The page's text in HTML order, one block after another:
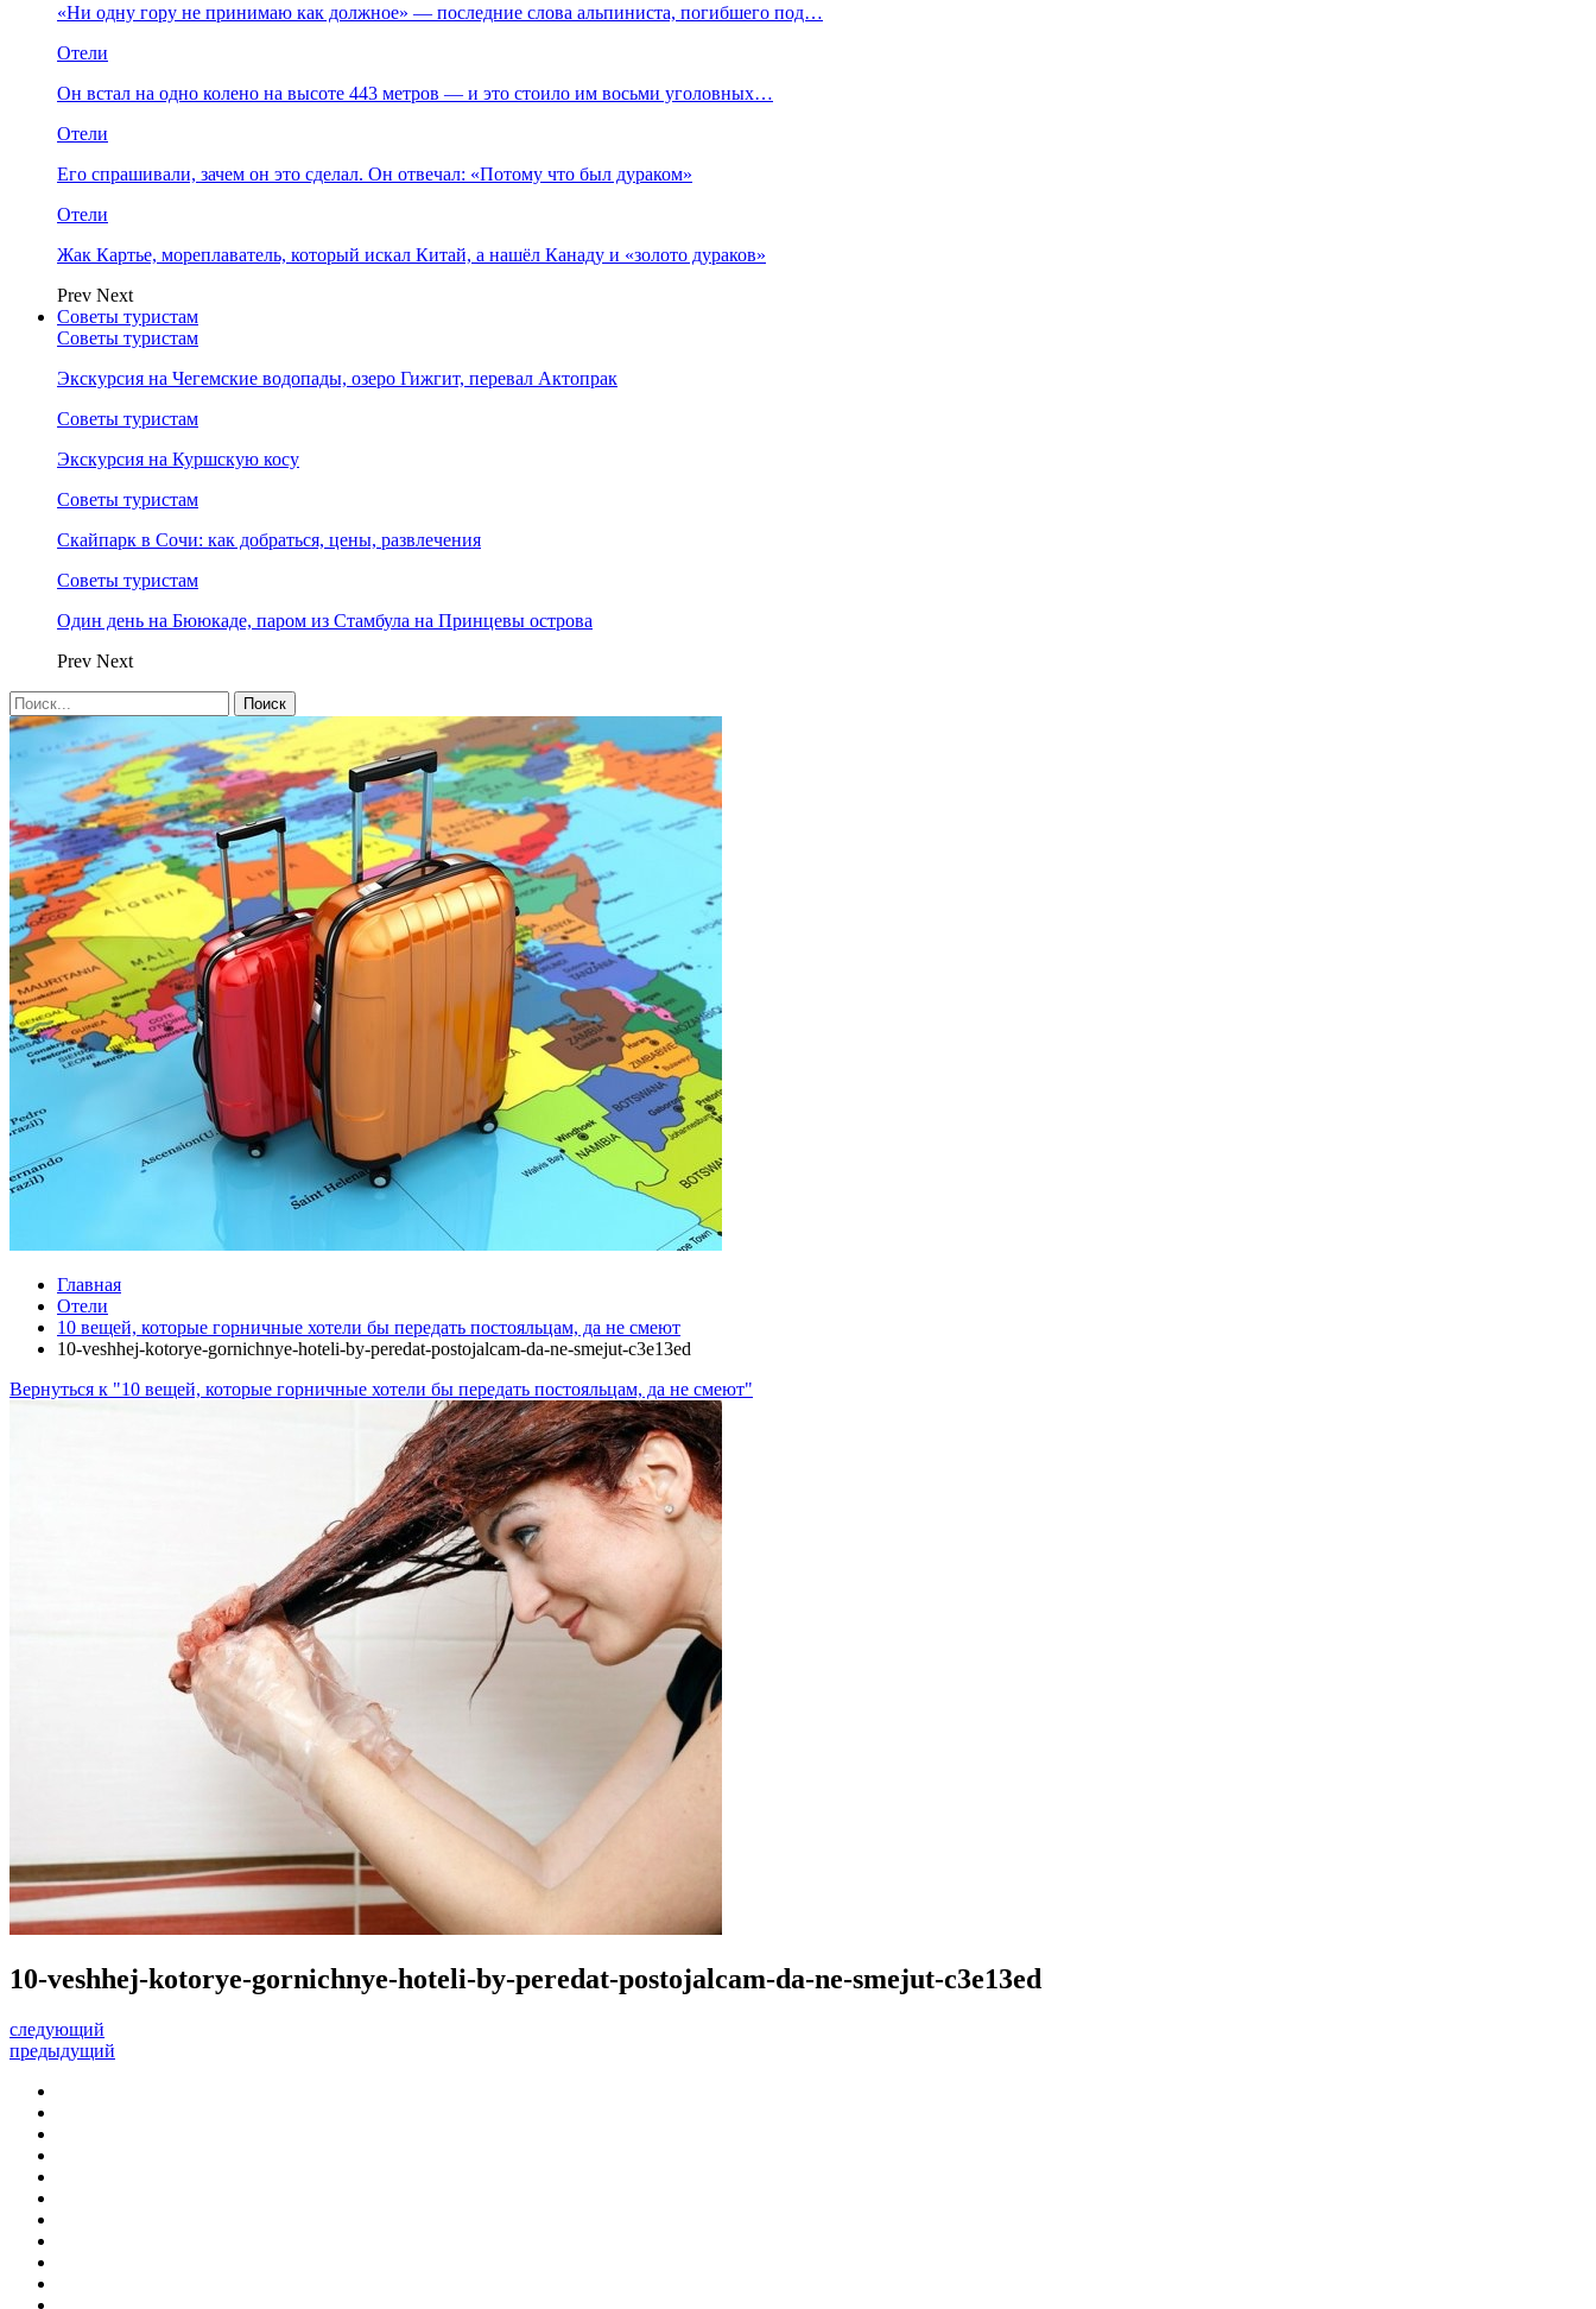
«Ни одну гору не принимаю как должное» — последние слова альпиниста, погибшего под…
Отели
Он встал на одно колено на высоте 443 метров — и это стоило им восьми уголовных…
Отели
Его спрашивали, зачем он это сделал. Он отвечал: «Потому что был дураком»
Отели
Жак Картье, мореплаватель, который искал Китай, а нашёл Канаду и «золото дураков»
Prev Next
Советы туристам
Советы туристам
Экскурсия на Чегемские водопады, озеро Гижгит, перевал Актопрак
Советы туристам
Экскурсия на Куршскую косу
Советы туристам
Скайпарк в Сочи: как добраться, цены, развлечения
Советы туристам
Один день на Бююкаде, паром из Стамбула на Принцевы острова
Prev Next
Главная
Отели
10 вещей, которые горничные хотели бы передать постояльцам, да не смеют
10-veshhej-kotorye-gornichnye-hoteli-by-peredat-postojalcam-da-ne-smejut-c3e13ed
Вернуться к "10 вещей, которые горничные хотели бы передать постояльцам, да не смеют"
10-veshhej-kotorye-gornichnye-hoteli-by-peredat-postojalcam-da-ne-smejut-c3e13ed
следующий
предыдущий